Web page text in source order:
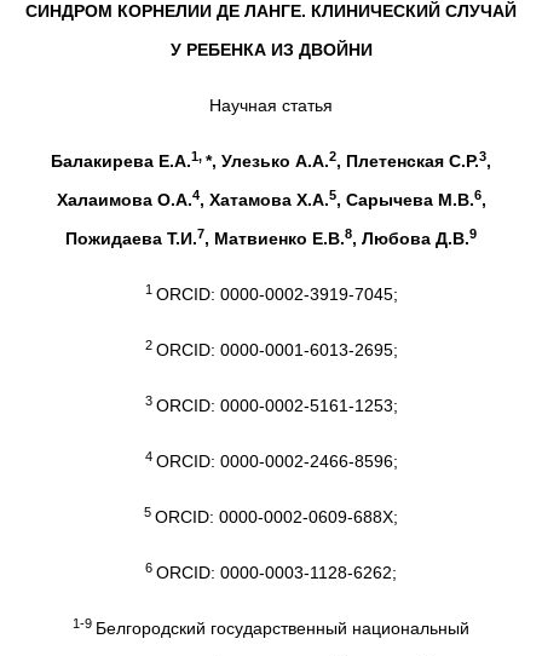
СИНДРОМ КОРНЕЛИИ ДЕ ЛАНГЕ. КЛИНИЧЕСКИЙ СЛУЧАЙ
У РЕБЕНКА ИЗ ДВОЙНИ
Научная статья
Балакирева Е.А.1, *, Улезько А.А.2, Плетенская С.Р.3,
Халаимова О.А.4, Хатамова Х.А.5, Сарычева М.В.6,
Пожидаева Т.И.7, Матвиенко Е.В.8, Любова Д.В.9
1 ORCID: 0000-0002-3919-7045;
2 ORCID: 0000-0001-6013-2695;
3 ORCID: 0000-0002-5161-1253;
4 ORCID: 0000-0002-2466-8596;
5 ORCID: 0000-0002-0609-688X;
6 ORCID: 0000-0003-1128-6262;
1-9 Белгородский государственный национальный